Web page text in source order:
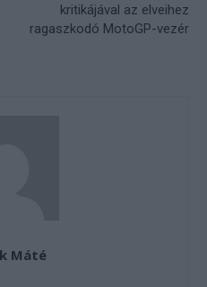
kritikájával az elveihez
ragaszkodó MotoGP-vezér
Máté